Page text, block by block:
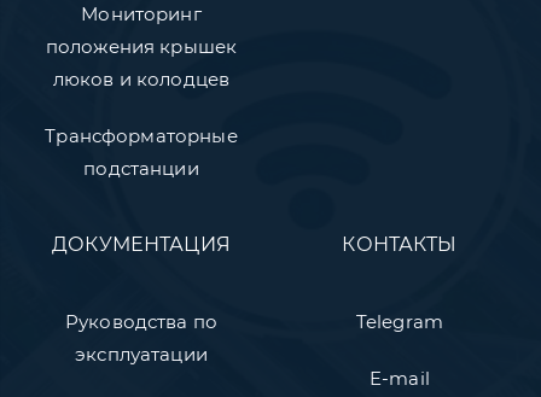
Мониторинг
положения крышек
люков и колодцев
Трансформаторные
подстанции
ДОКУМЕНТАЦИЯ
Руководства по
эксплуатации
КОНТАКТЫ
Telegram
E-mail